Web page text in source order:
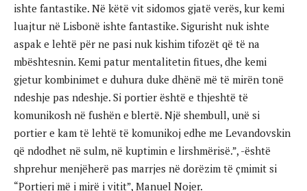
ishte fantastike. Në këtë vit sidomos gjatë verës, kur kemi
luajtur në Lisbonë ishte fantastike. Sigurisht nuk ishte
aspak e lehtë për ne pasi nuk kishim tifozët që të na
mbështesnin. Kemi patur mentalitetin fitues, dhe kemi
gjetur kombinimet e duhura duke dhënë më të mirën tonë
ndeshje pas ndeshje. Si portier është e thjeshtë të
komunikosh në fushën e blertë. Një shembull, unë si
portier e kam të lehtë të komunikoj edhe me Levandovskin
që ndodhet në sulm, në kuptimin e lirshmërisë.”, -është
shprehur menjëherë pas marrjes në dorëzim të çmimit si
“Portieri më i mirë i vitit”, Manuel Nojer.